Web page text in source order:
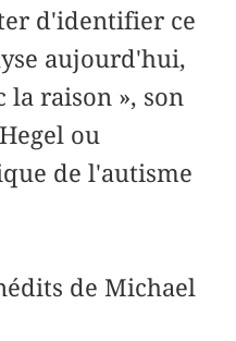
d'identifier ce
aujourd'hui,
la raison », son
ou
de l'autisme
de Michael